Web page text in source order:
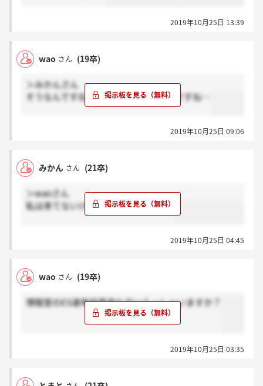
2019年10月25日 13:39
wao さん (19卒)
＞みかんさん
そうなんですね！はやく届いて欲しいですね…
2019年10月25日 09:06
みかん さん (21卒)
＞waoさん
私は来てないけど他の人は来てます。
2019年10月25日 04:45
wao さん (19卒)
博報堂のES選考結果来た方いらっしゃいますか？
2019年10月25日 03:35